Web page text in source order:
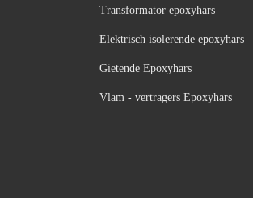
Transformator epoxyhars
Elektrisch isolerende epoxyhars
Gietende Epoxyhars
Vlam - vertragers Epoxyhars